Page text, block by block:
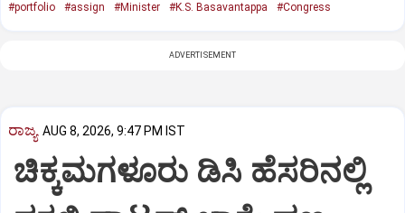
#portfolio #assign #Minister #K.S. Basavantappa #Congress
ADVERTISEMENT
ರಾಜ್ಯ AUG 8, 2026, 9:47 PM IST
ಚಿಕ್ಕಮಗಳೂರು ಡಿಸಿ ಹೆಸರಿನಲ್ಲಿ